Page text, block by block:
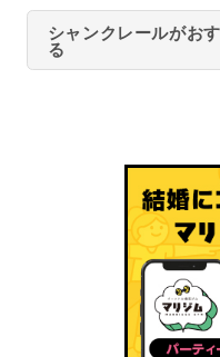
シャンクレールがお
る